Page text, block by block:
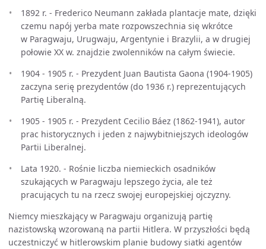
1892 r. - Frederico Neumann zakłada plantacje mate, dzięki
czemu napój yerba mate rozpowszechnia się wkrótce
w Paragwaju, Urugwaju, Argentynie i Brazylii, a w drugiej
połowie XX w. znajdzie zwolenników na całym świecie.
1904 - 1905 r. - Prezydent Juan Bautista Gaona (1904-1905)
zaczyna serię prezydentów (do 1936 r.) reprezentujących
Partię Liberalną.
1905 - 1905 r. - Prezydent Cecilio Báez (1862-1941), autor
prac historycznych i jeden z najwybitniejszych ideologów
Partii Liberalnej.
Lata 1920. - Rośnie liczba niemieckich osadników
szukających w Paragwaju lepszego życia, ale też
pracujących tu na rzecz swojej europejskiej ojczyzny.
Niemcy mieszkający w Paragwaju organizują partię
nazistowską wzorowaną na partii Hitlera. W przyszłości będą
uczestniczyć w hitlerowskim planie budowy siatki agentów